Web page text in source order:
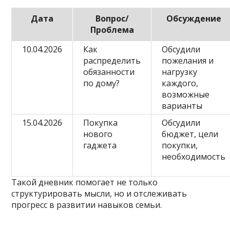
Дата
Вопрос/
Проблема
Обсуждение
10.04.2026
Как
распределить
обязанности
по дому?
Обсудили
пожелания и
нагрузку
каждого,
возможные
варианты
15.04.2026
Покупка
нового
гаджета
Обсудили
бюджет, цели
покупки,
необходимость
Такой дневник помогает не только
структурировать мысли, но и отслеживать
прогресс в развитии навыков семьи.